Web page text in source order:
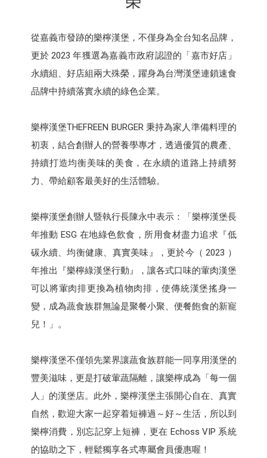
從嘉義市發跡的樂檸漢堡，不僅身為全台知名品牌，
更於 2023 年獲選為嘉義市政府認證的「嘉市好店」
永續組、好店組兩大殊榮，躍身為台灣漢堡連鎖速食
品牌中持續落實永續的綠色企業。
樂檸漢堡THEFREEN BURGER 秉持為家人準備料理的
初衷，結合創辦人的營養學專才，透過優質的農產、
持續打造均衡美味的美食，在永續的道路上持續努
力、帶給顧客最美好的生活體驗。
樂檸漢堡創辦人暨執行長陳永中表示：「樂檸漢堡長
年推動 ESG 在地綠色飲食，所用食材盡力追求『低
碳永續、均衡健康、真實美味』，更於今（ 2023 ）
年推出『樂檸綠漢堡行動』，讓各式口味的葷肉漢堡
可以將葷肉排更換為植物肉排，使傳統漢堡搖身一
變，成為蔬食族群無論是聚餐小聚、便餐飽食的新寵
兒！」。
樂檸漢堡不僅領先業界讓蔬食族群能一同享用漢堡的
豐美滋味，更是打破葷蔬隔離，讓樂檸成為「每一個
人」的漢堡店。此外，樂檸漢堡主張開心自在、真實
自然，歡迎大家一起穿着短褲過～好～生活，所以到
樂檸消費，別忘記穿上短褲，更在 Echoss VIP 系統
的協助之下，輕鬆獨享各式專屬會員優惠喔！